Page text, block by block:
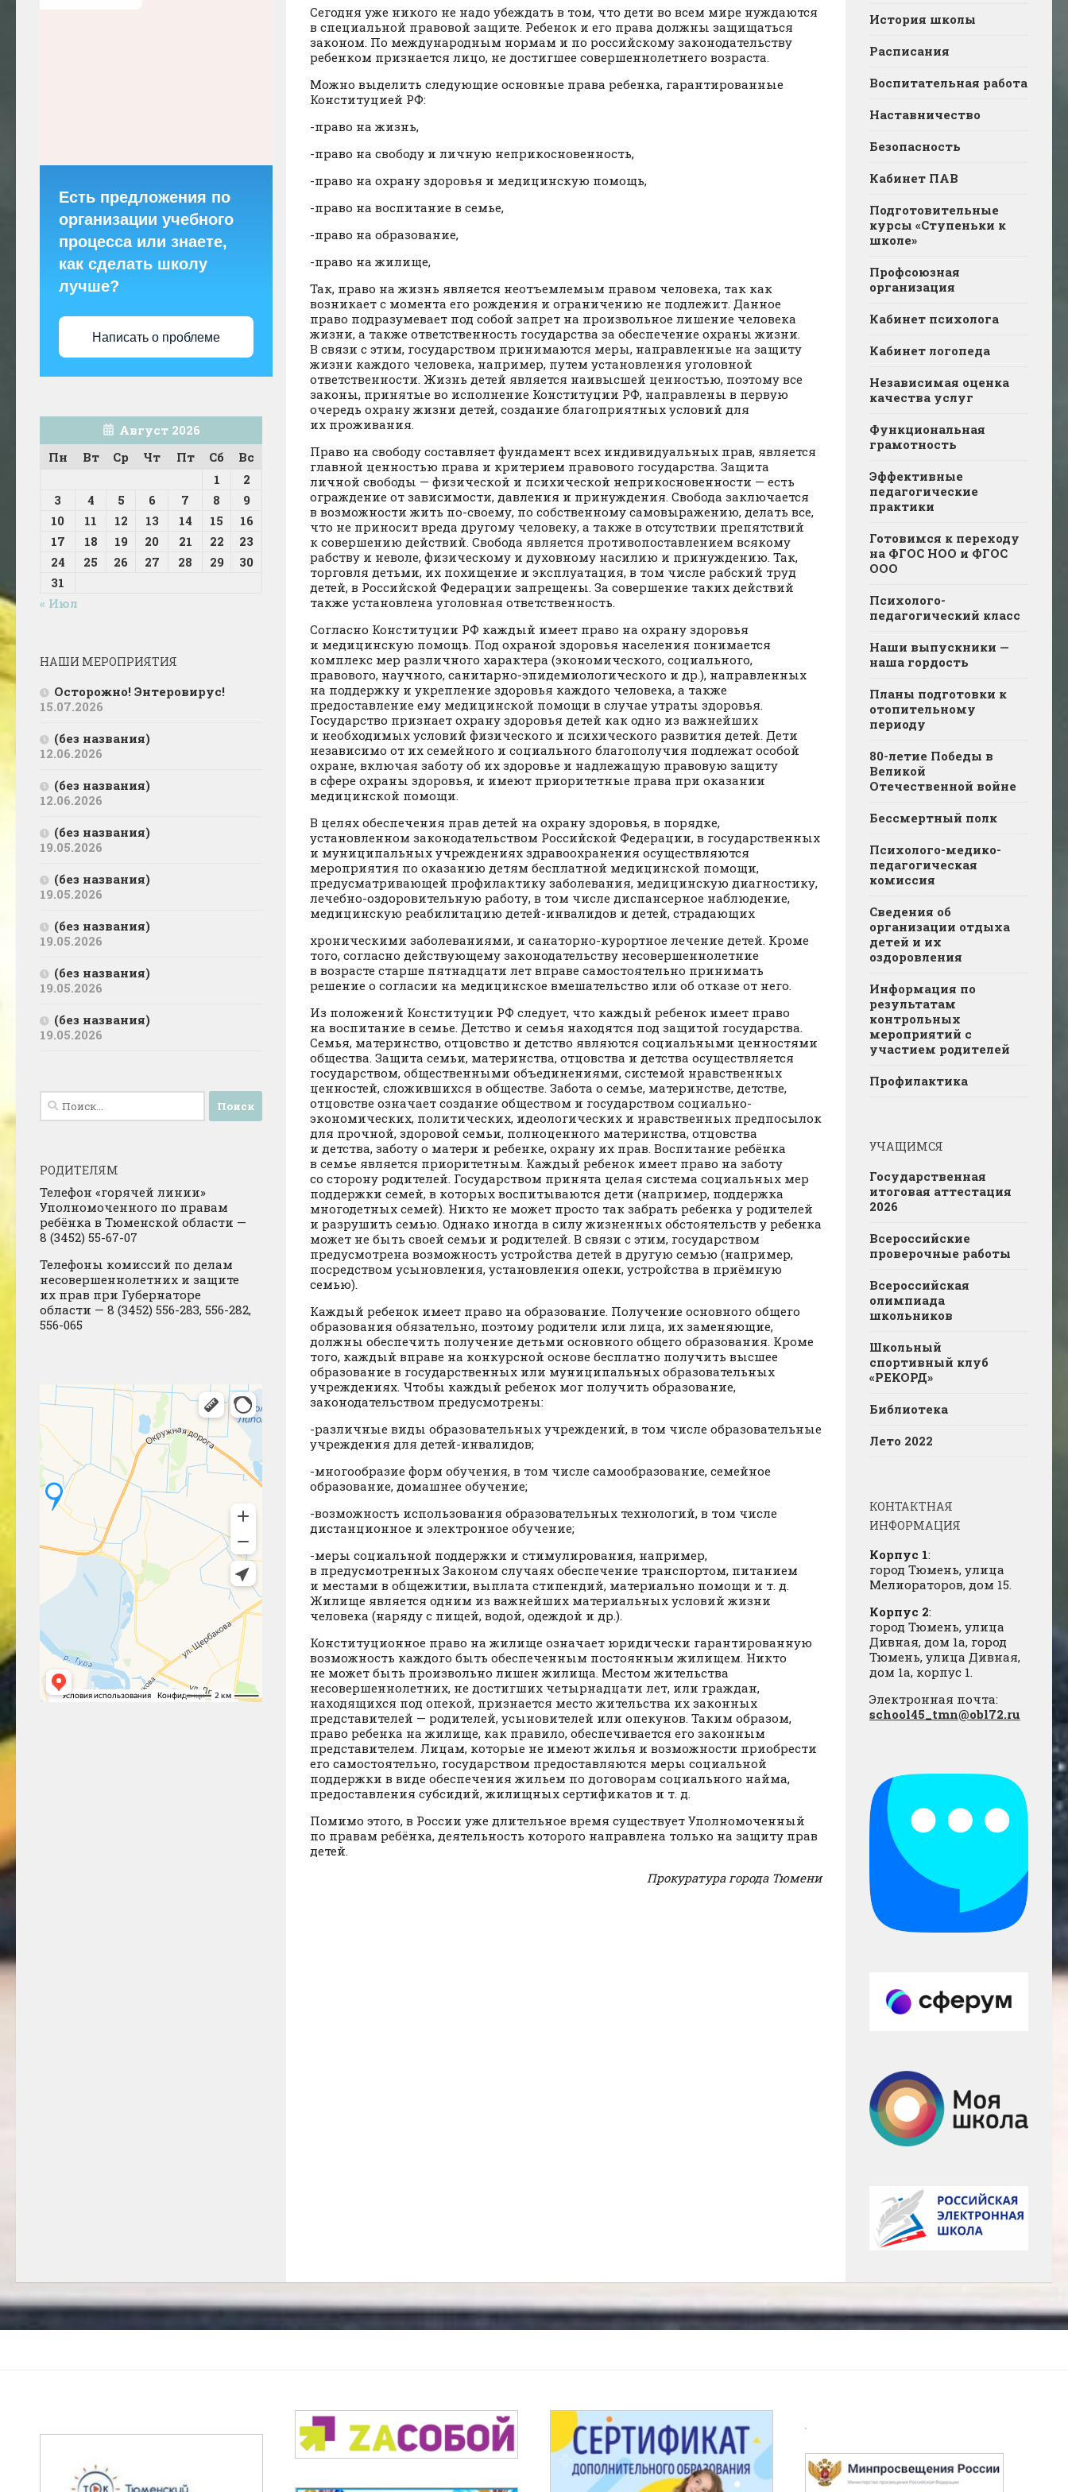
Сегодня уже никого не надо убеждать в том, что дети во всем мире нуждаются
в специальной правовой защите. Ребенок и его права должны защищаться
законом. По международным нормам и по российскому законодательству
ребенком признается лицо, не достигшее совершеннолетнего возраста.
Можно выделить следующие основные права ребенка, гарантированные
Конституцией РФ:
-право на жизнь,
-право на свободу и личную неприкосновенность,
-право на охрану здоровья и медицинскую помощь,
-право на воспитание в семье,
-право на образование,
-право на жилище,
Так, право на жизнь является неотъемлемым правом человека, так как
возникает с момента его рождения и ограничению не подлежит. Данное
право подразумевает под собой запрет на произвольное лишение человека
жизни, а также ответственность государства за обеспечение охраны жизни.
В связи с этим, государством принимаются меры, направленные на защиту
жизни каждого человека, например, путем установления уголовной
ответственности. Жизнь детей является наивысшей ценностью, поэтому все
законы, принятые во исполнение Конституции РФ, направлены в первую
очередь охрану жизни детей, создание благоприятных условий для
их проживания.
Право на свободу составляет фундамент всех индивидуальных прав, является
главной ценностью права и критерием правового государства. Защита
личной свободы — физической и психической неприкосновенности — есть
ограждение от зависимости, давления и принуждения. Свобода заключается
в возможности жить по-своему, по собственному самовыражению, делать все,
что не приносит вреда другому человеку, а также в отсутствии препятствий
к совершению действий. Свобода является противопоставлением всякому
рабству и неволе, физическому и духовному насилию и принуждению. Так,
торговля детьми, их похищение и эксплуатация, в том числе рабский труд
детей, в Российской Федерации запрещены. За совершение таких действий
также установлена уголовная ответственность.
Согласно Конституции РФ каждый имеет право на охрану здоровья
и медицинскую помощь. Под охраной здоровья населения понимается
комплекс мер различного характера (экономического, социального,
правового, научного, санитарно-эпидемиологического и др.), направленных
на поддержку и укрепление здоровья каждого человека, а также
предоставление ему медицинской помощи в случае утраты здоровья.
Государство признает охрану здоровья детей как одно из важнейших
и необходимых условий физического и психического развития детей. Дети
независимо от их семейного и социального благополучия подлежат особой
охране, включая заботу об их здоровье и надлежащую правовую защиту
в сфере охраны здоровья, и имеют приоритетные права при оказании
медицинской помощи.
В целях обеспечения прав детей на охрану здоровья, в порядке,
установленном законодательством Российской Федерации, в государственных
и муниципальных учреждениях здравоохранения осуществляются
мероприятия по оказанию детям бесплатной медицинской помощи,
предусматривающей профилактику заболевания, медицинскую диагностику,
лечебно-оздоровительную работу, в том числе диспансерное наблюдение,
медицинскую реабилитацию детей-инвалидов и детей, страдающих
хроническими заболеваниями, и санаторно-курортное лечение детей. Кроме
того, согласно действующему законодательству несовершеннолетние
в возрасте старше пятнадцати лет вправе самостоятельно принимать
решение о согласии на медицинское вмешательство или об отказе от него.
Из положений Конституции РФ следует, что каждый ребенок имеет право
на воспитание в семье. Детство и семья находятся под защитой государства.
Семья, материнство, отцовство и детство являются социальными ценностями
общества. Защита семьи, материнства, отцовства и детства осуществляется
государством, общественными объединениями, системой нравственных
ценностей, сложившихся в обществе. Забота о семье, материнстве, детстве,
отцовстве означает создание обществом и государством социально-
экономических, политических, идеологических и нравственных предпосылок
для прочной, здоровой семьи, полноценного материнства, отцовства
и детства, заботу о матери и ребенке, охрану их прав. Воспитание ребёнка
в семье является приоритетным. Каждый ребенок имеет право на заботу
со сторону родителей. Государством принята целая система социальных мер
поддержки семей, в которых воспитываются дети (например, поддержка
многодетных семей). Никто не может просто так забрать ребенка у родителей
и разрушить семью. Однако иногда в силу жизненных обстоятельств у ребенка
может не быть своей семьи и родителей. В связи с этим, государством
предусмотрена возможность устройства детей в другую семью (например,
посредством усыновления, установления опеки, устройства в приёмную
семью).
Каждый ребенок имеет право на образование. Получение основного общего
образования обязательно, поэтому родители или лица, их заменяющие,
должны обеспечить получение детьми основного общего образования. Кроме
того, каждый вправе на конкурсной основе бесплатно получить высшее
образование в государственных или муниципальных образовательных
учреждениях. Чтобы каждый ребенок мог получить образование,
законодательством предусмотрены:
-различные виды образовательных учреждений, в том числе образовательные
учреждения для детей-инвалидов;
-многообразие форм обучения, в том числе самообразование, семейное
образование, домашнее обучение;
-возможность использования образовательных технологий, в том числе
дистанционное и электронное обучение;
-меры социальной поддержки и стимулирования, например,
в предусмотренных Законом случаях обеспечение транспортом, питанием
и местами в общежитии, выплата стипендий, материально помощи и т. д.
Жилище является одним из важнейших материальных условий жизни
человека (наряду с пищей, водой, одеждой и др.).
Конституционное право на жилище означает юридически гарантированную
возможность каждого быть обеспеченным постоянным жилищем. Никто
не может быть произвольно лишен жилища. Местом жительства
несовершеннолетних, не достигших четырнадцати лет, или граждан,
находящихся под опекой, признается место жительства их законных
представителей — родителей, усыновителей или опекунов. Таким образом,
право ребенка на жилище, как правило, обеспечивается его законным
представителем. Лицам, которые не имеют жилья и возможности приобрести
его самостоятельно, государством предоставляются меры социальной
поддержки в виде обеспечения жильем по договорам социального найма,
предоставления субсидий, жилищных сертификатов и т. д.
Помимо этого, в России уже длительное время существует Уполномоченный
по правам ребёнка, деятельность которого направлена только на защиту прав
детей.
Прокуратура города Тюмени
Есть предложения по
организации учебного
процесса или знаете,
как сделать школу
лучше?
Написать о проблеме
Август 2026
Пн
Вт Ср Чт Пт Сб
Вс
1
2
3
4 5 6 7 8
9
10
11 12 13 14 15
16
17
18 19 20 21 22
23
24
25 26 27 28 29
30
31
« Июл
НАШИ МЕРОПРИЯТИЯ
Осторожно! Энтеровирус!
15.07.2026
(без названия)
12.06.2026
(без названия)
12.06.2026
(без названия)
19.05.2026
(без названия)
19.05.2026
(без названия)
19.05.2026
(без названия)
19.05.2026
(без названия)
19.05.2026
Найти:
РОДИТЕЛЯМ
Телефон «горячей линии»
Уполномоченного по правам
ребёнка в Тюменской области —
8 (3452) 55-67-07
Телефоны комиссий по делам
несовершеннолетних и защите
их прав при Губернаторе
области — 8 (3452) 556-283, 556-282,
556-065
История школы
Расписания
Воспитательная работа
Наставничество
Безопасность
Кабинет ПАВ
Подготовительные
курсы «Ступеньки к
школе»
Профсоюзная
организация
Кабинет психолога
Кабинет логопеда
Независимая оценка
качества услуг
Функциональная
грамотность
Эффективные
педагогические
практики
Готовимся к переходу
на ФГОС НОО и ФГОС
ООО
Психолого-
педагогический класс
Наши выпускники —
наша гордость
Планы подготовки к
отопительному
периоду
80-летие Победы в
Великой
Отечественной войне
Бессмертный полк
Психолого-медико-
педагогическая
комиссия
Сведения об
организации отдыха
детей и их
оздоровления
Информация по
результатам
контрольных
мероприятий с
участием родителей
Профилактика
УЧАЩИМСЯ
Государственная
итоговая аттестация
2026
Всероссийские
проверочные работы
Всероссийская
олимпиада
школьников
Школьный
спортивный клуб
«РЕКОРД»
Библиотека
Лето 2022
КОНТАКТНАЯ
ИНФОРМАЦИЯ
Корпус 1:
город Тюмень, улица
Мелиораторов, дом 15.
Корпус 2:
город Тюмень, улица
Дивная, дом 1а, город
Тюмень, улица Дивная,
дом 1а, корпус 1.
Электронная почта:
school45_tmn@obl72.ru